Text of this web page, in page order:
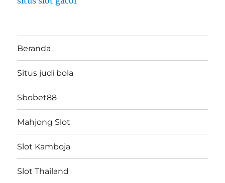
Beranda
Situs judi bola
Sbobet88
Mahjong Slot
Slot Kamboja
Slot Thailand